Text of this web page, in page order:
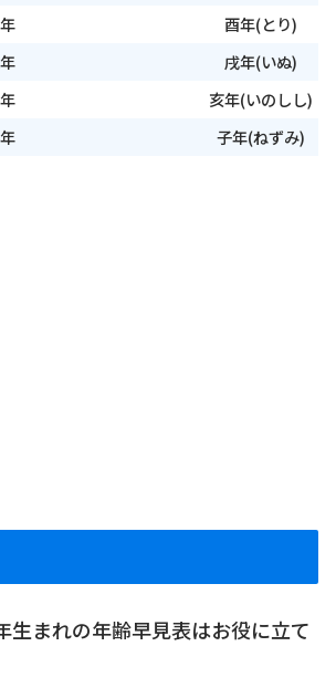
酉年(とり)
戌年(いぬ)
亥年(いのしし)
子年(ねずみ)
生まれの年齢早見表はお役に立て